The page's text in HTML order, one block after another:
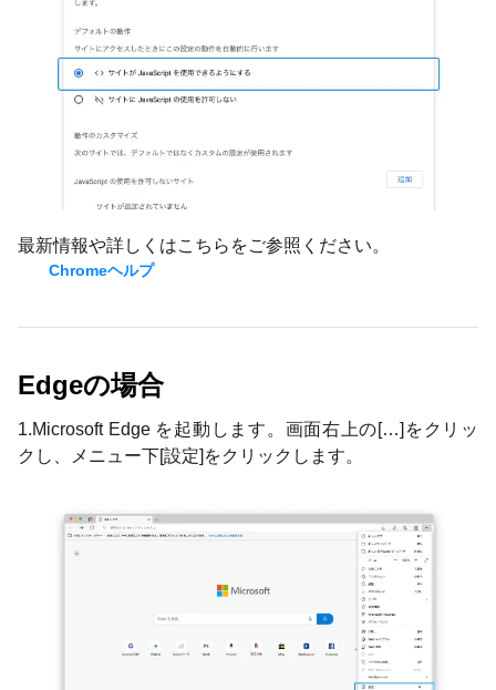
最新情報や詳しくはこちらをご参照ください。
Chromeヘルプ
Edgeの場合
1.Microsoft Edge を起動します。画面右上の[…]をクリッ
クし、メニュー下[設定]をクリックします。